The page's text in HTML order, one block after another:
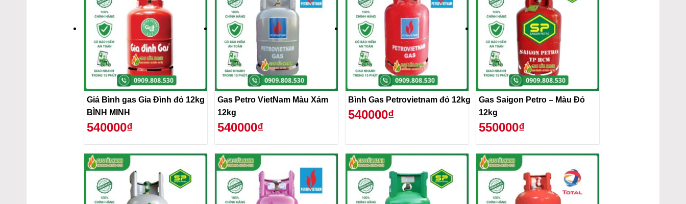
Giá Bình gas Gia Đình đỏ 12kg
BÌNH MINH
540000₫
Gas Petro VietNam Màu Xám
12kg
540000₫
Bình Gas Petrovietnam đỏ 12kg
540000₫
Gas Saigon Petro – Màu Đỏ
12kg
550000₫